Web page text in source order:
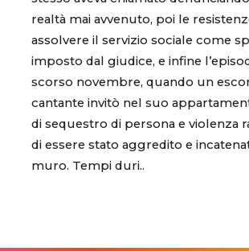
realtà mai avvenuto, poi le
assolvere il servizio sociale come
imposto dal giudice, e infine
scorso novembre, quando un
cantante invitò nel suo
di sequestro di persona e violenza
di essere stato aggredito e
muro. Tempi duri..